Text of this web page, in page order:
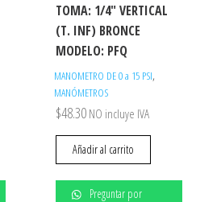
TOMA: 1/4″ VERTICAL
(T. INF) BRONCE
MODELO: PFQ
MANOMETRO DE 0 a 15 PSI,
MANÓMETROS
$48.30 NO incluye IVA
Añadir al carrito
Preguntar por